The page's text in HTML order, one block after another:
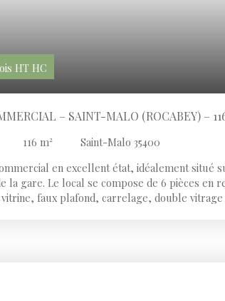
HT HC
– SAINT-MALO (ROCABEY) –
116 m²
Saint-Malo 35400
en excellent état, idéalement situé
la gare. Le local se compose de 6 pièces en
vitrine, faux plafond, carrelage, double